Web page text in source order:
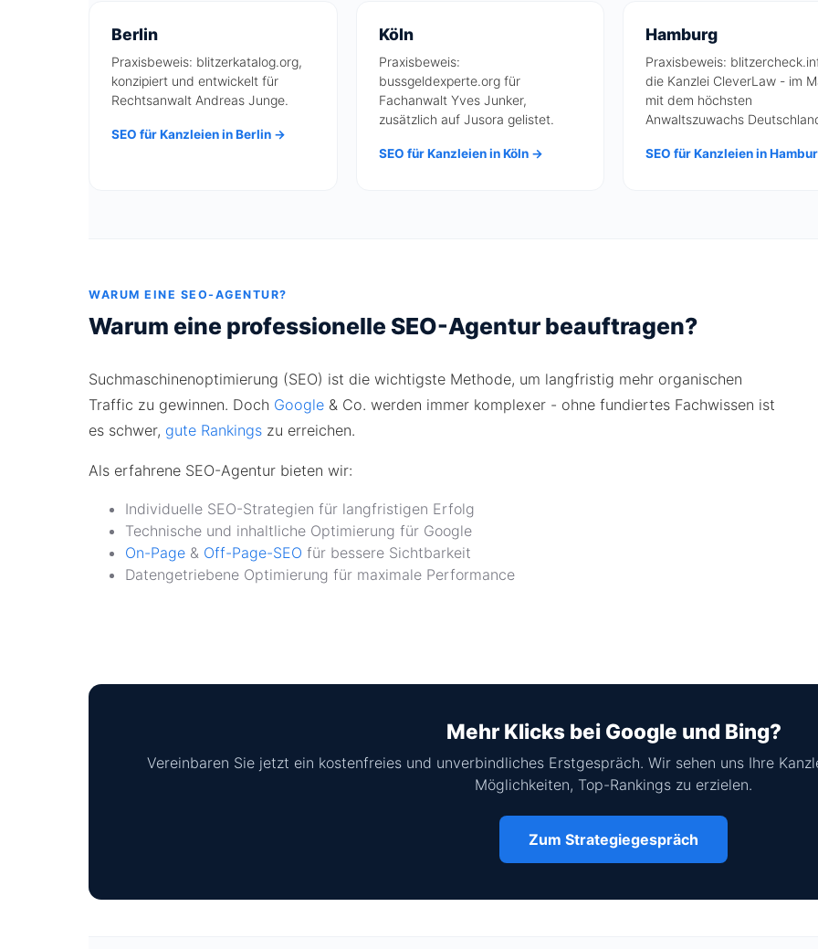
Berlin
Praxisbeweis: blitzerkatalog.org,
konzipiert und entwickelt für
Rechtsanwalt Andreas Junge.
SEO für Kanzleien in Berlin →
Köln
Praxisbeweis:
bussgeldexperte.org für
Fachanwalt Yves Junker,
zusätzlich auf Jusora gelistet.
SEO für Kanzleien in Köln →
Hamburg
Praxisbeweis:
die Kanzlei CleverLaw - im
mit dem höchsten
Anwaltszuwachs
SEO für Kanzleien in
WARUM EINE SEO-AGENTUR?
Warum eine professionelle SEO-Agentur beauftragen?
Suchmaschinenoptimierung (SEO) ist die wichtigste Methode, um langfristig mehr organischen
Traffic zu gewinnen. Doch Google & Co. werden immer komplexer - ohne fundiertes Fachwissen ist
es schwer, gute Rankings zu erreichen.
Als erfahrene SEO-Agentur bieten wir:
Individuelle SEO-Strategien für langfristigen Erfolg
Technische und inhaltliche Optimierung für Google
On-Page & Off-Page-SEO für bessere Sichtbarkeit
Datengetriebene Optimierung für maximale Performance
Mehr Klicks bei Google und Bing?
Vereinbaren Sie jetzt ein kostenfreies und unverbindliches Erstgespräch. Wir sehen uns Ihre
Möglichkeiten, Top-Rankings zu erzielen.
Zum Strategiegespräch